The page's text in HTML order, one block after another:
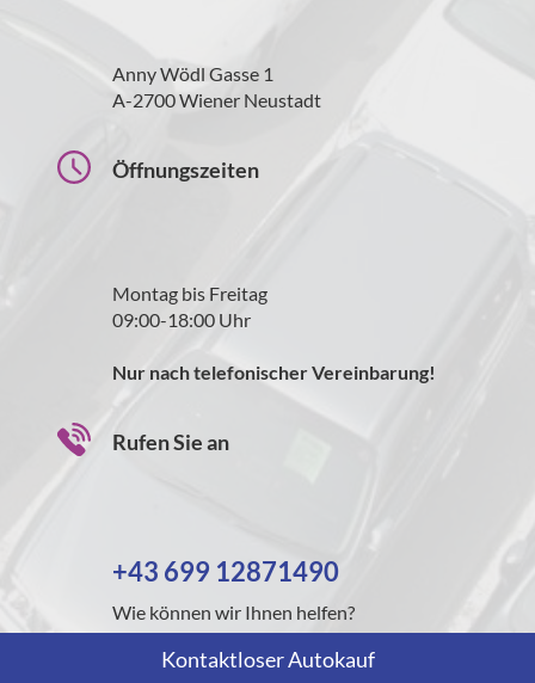
Kontaktloser Autokauf
Anny Wödl Gasse 1
A-2700 Wiener Neustadt
Öffnungszeiten
Montag bis Freitag
09:00-18:00 Uhr
Nur nach telefonischer Vereinbarung!
Rufen Sie an
+43 699 12871490
Wie können wir Ihnen helfen?